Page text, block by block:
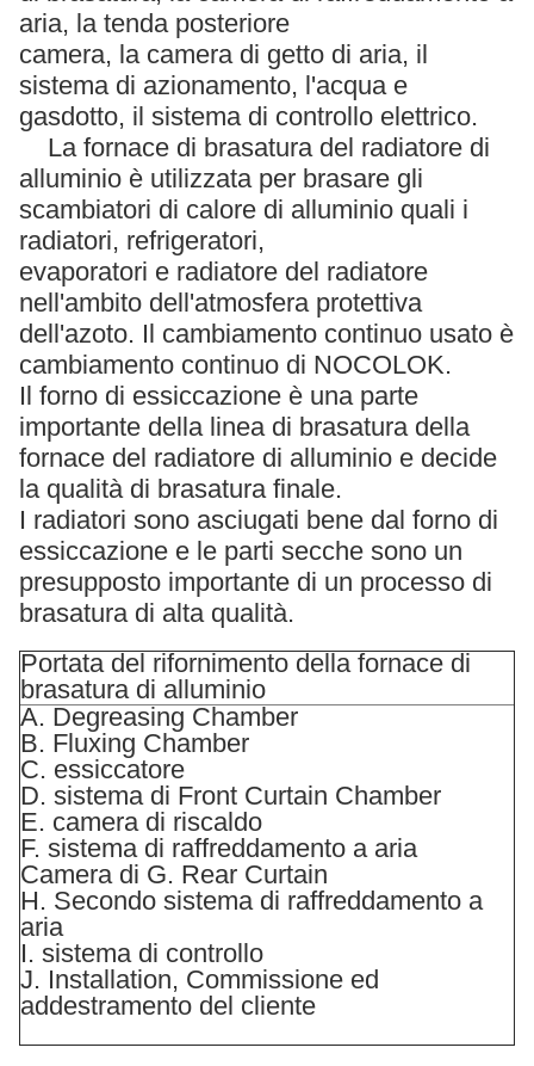
aria, la tenda posteriore
camera, la camera di getto di aria, il
sistema di azionamento, l'acqua e
gasdotto, il sistema di controllo elettrico.
La fornace di brasatura del radiatore di
alluminio è utilizzata per brasare gli
scambiatori di calore di alluminio quali i
radiatori, refrigeratori,
evaporatori e radiatore del radiatore
nell'ambito dell'atmosfera protettiva
dell'azoto. Il cambiamento continuo usato è
cambiamento continuo di NOCOLOK.
Il forno di essiccazione è una parte
importante della linea di brasatura della
fornace del radiatore di alluminio e decide
la qualità di brasatura finale.
I radiatori sono asciugati bene dal forno di
essiccazione e le parti secche sono un
presupposto importante di un processo di
brasatura di alta qualità.
Portata del rifornimento della fornace di
brasatura di alluminio
A. Degreasing Chamber
B. Fluxing Chamber
C. essiccatore
D. sistema di Front Curtain Chamber
E. camera di riscaldo
F. sistema di raffreddamento a aria
Camera di G. Rear Curtain
H. Secondo sistema di raffreddamento a
aria
I. sistema di controllo
J. Installation, Commissione ed
addestramento del cliente